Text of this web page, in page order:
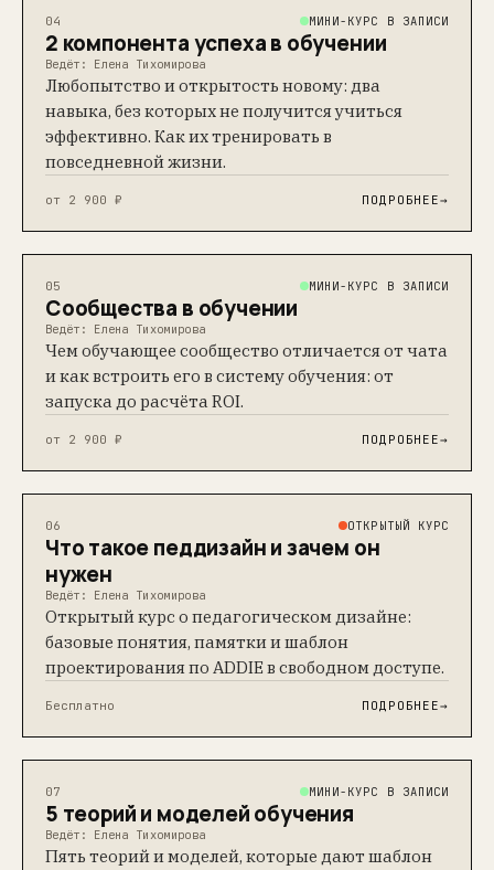
04 МИНИ-КУРС В ЗАПИСИ
2 компонента успеха в обучении
Ведёт: Елена Тихомирова
Любопытство и открытость новому: два
навыка, без которых не получится учиться
эффективно. Как их тренировать в
повседневной жизни.
от 2 900 ₽ ПОДРОБНЕЕ→
05 МИНИ-КУРС В ЗАПИСИ
Сообщества в обучении
Ведёт: Елена Тихомирова
Чем обучающее сообщество отличается от чата
и как встроить его в систему обучения: от
запуска до расчёта ROI.
от 2 900 ₽ ПОДРОБНЕЕ→
06 ОТКРЫТЫЙ КУРС
Что такое педдизайн и зачем он
нужен
Ведёт: Елена Тихомирова
Открытый курс о педагогическом дизайне:
базовые понятия, памятки и шаблон
проектирования по ADDIE в свободном доступе.
Бесплатно ПОДРОБНЕЕ→
07 МИНИ-КУРС В ЗАПИСИ
5 теорий и моделей обучения
Ведёт: Елена Тихомирова
Пять теорий и моделей, которые дают шаблон